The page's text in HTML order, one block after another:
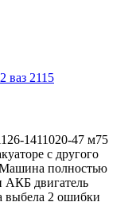
ваз 2115
1411020-47 м75
с другого
Машина полностью
АКБ двигатель
выбела 2 ошибки